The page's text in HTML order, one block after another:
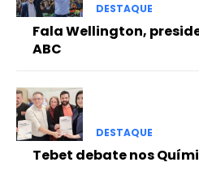
DESTAQUE
Fala Wellington,
ABC
DESTAQUE
Tebet debate nos